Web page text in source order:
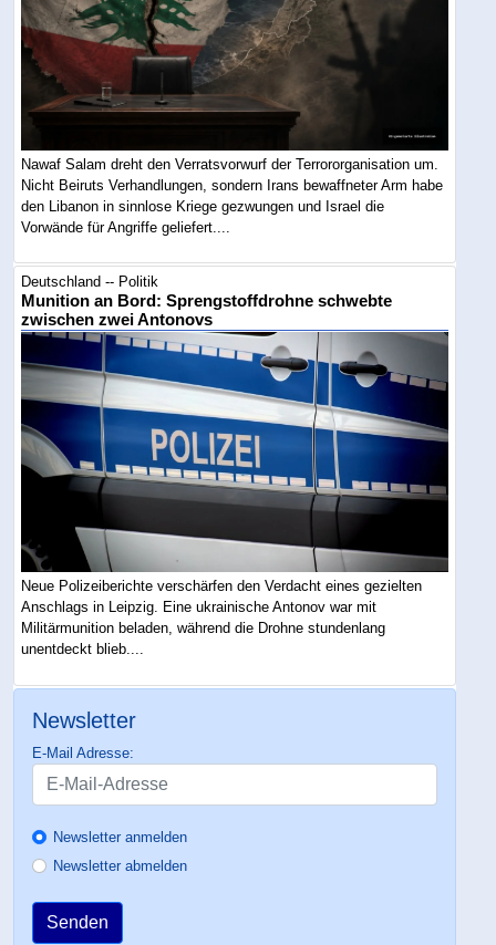
Nawaf Salam dreht den Verratsvorwurf der Terrororganisation um.
Nicht Beiruts Verhandlungen, sondern Irans bewaffneter Arm habe
den Libanon in sinnlose Kriege gezwungen und Israel die
Vorwände für Angriffe geliefert....
Deutschland -- Politik
Munition an Bord: Sprengstoffdrohne schwebte
zwischen zwei Antonovs
Neue Polizeiberichte verschärfen den Verdacht eines gezielten
Anschlags in Leipzig. Eine ukrainische Antonov war mit
Militärmunition beladen, während die Drohne stundenlang
unentdeckt blieb....
Newsletter
E-Mail Adresse:
Newsletter anmelden
Newsletter abmelden
Senden